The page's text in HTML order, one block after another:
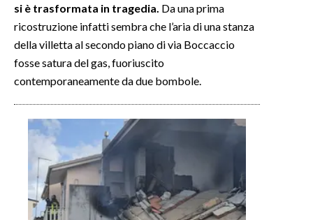
#CARAUNIONE
3 MINUTI CON
INFO AZIENDE
ABBONATI
ANNUNCI
NECROLOGI
PUBBLICITÀ
si è trasformata in tragedia. Da una prima
ricostruzione infatti sembra che l’aria di una stanza
della villetta al secondo piano di via Boccaccio
fosse satura del gas, fuoriuscito
contemporaneamente da due bombole.